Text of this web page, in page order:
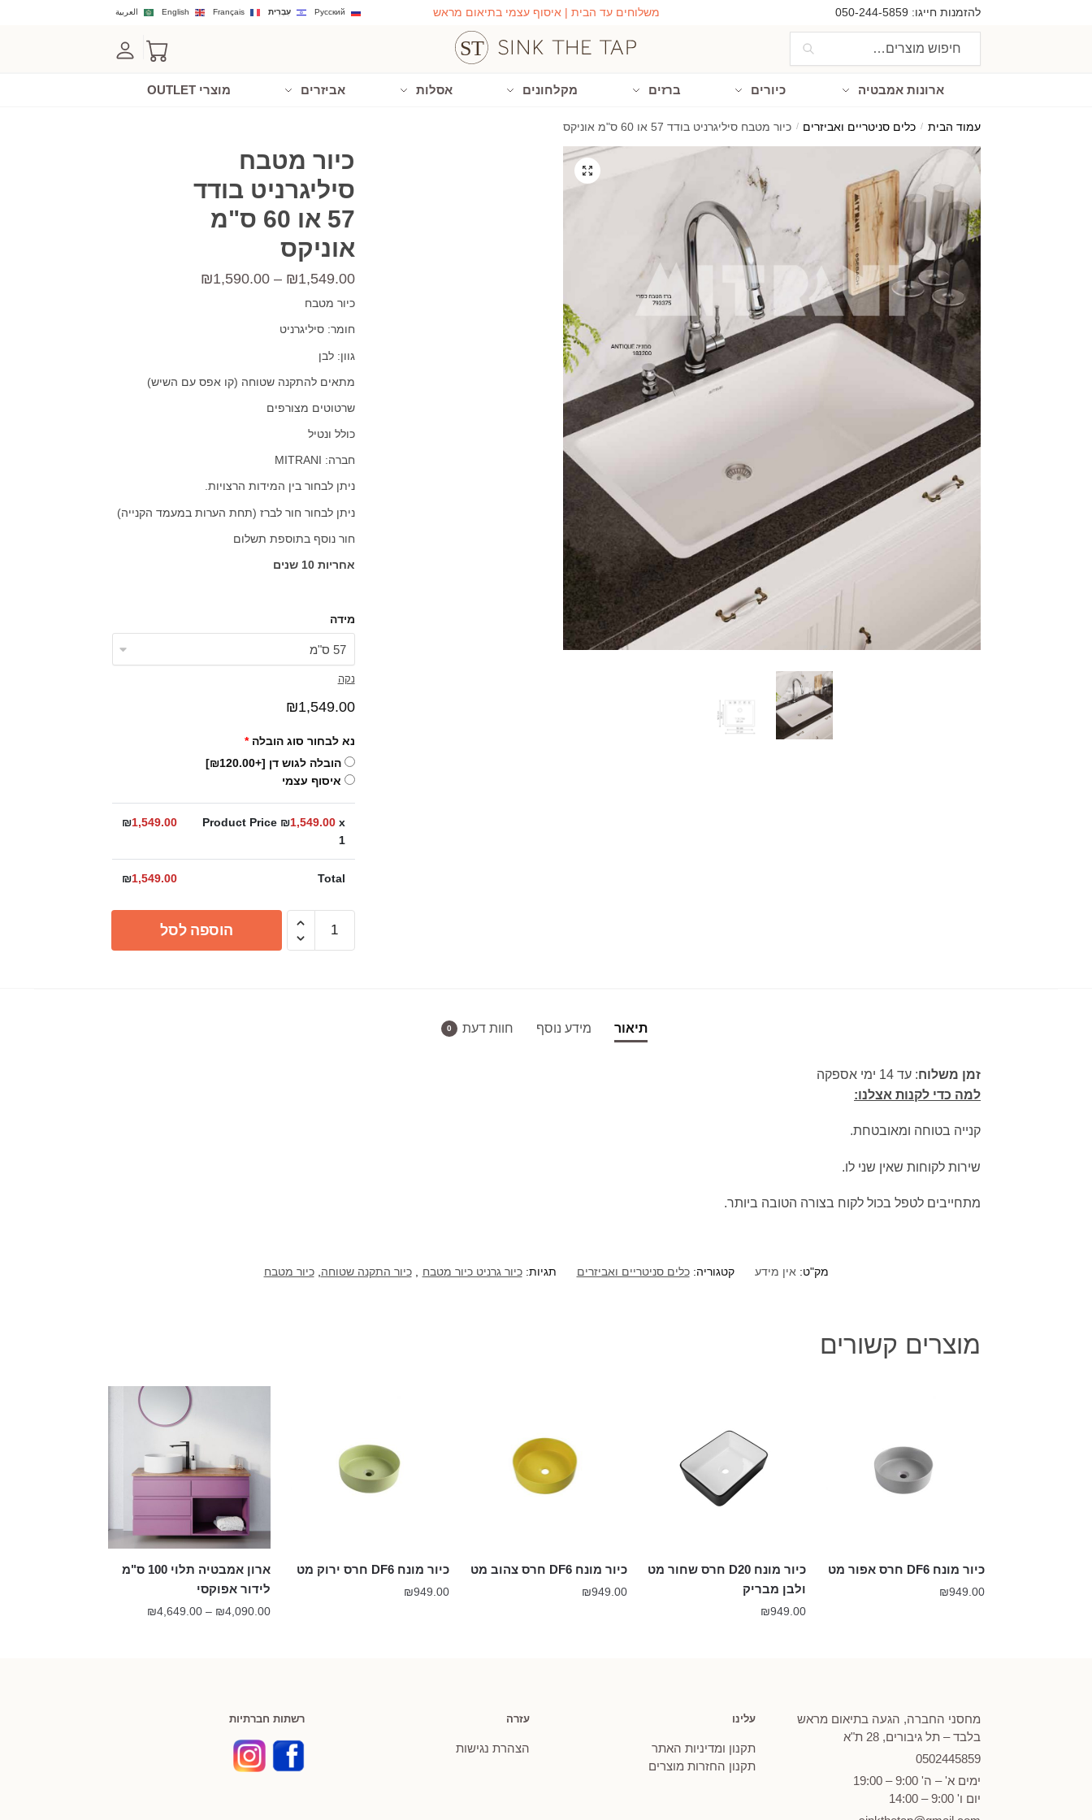
להזמנות חייגו: 050-244-5859 משלוחים עד הבית | איסוף עצמי בתיאום מראש العربية English Français עִבְרִית Русский
חיפוש
ארונות אמבטיה כיורים ברזים מקלחונים אסלות אביזרים מוצרי OUTLET
עמוד הבית / כלים סניטריים ואביזרים / כיור מטבח סיליגרניט בודד 57 או 60 ס"מ אוניקס
כיור מטבח
סיליגרניט בודד
57 או 60 ס"מ
אוניקס
₪1,549.00
–
₪1,590.00
כיור מטבח
חומר: סיליגרניט
גוון: לבן
מתאים להתקנה שטוחה (קו אפס עם השיש)
שרטוטים מצורפים
כולל ונטיל
חברה: MITRANI
ניתן לבחור בין המידות הרצויות.
ניתן לבחור חור לברז (תחת הערות במעמד הקנייה)
חור נוסף בתוספת תשלום
אחריות 10 שנים
מידה
נקה
₪1,549.00
נא לבחור סוג הובלה *
הובלה לגוש דן [+₪120.00]
איסוף עצמי
Product Price ₪1,549.00x
1
₪1,549.00
Total
₪1,549.00
הוספה לסל
תיאור מידע נוסף חוות דעת 0
זמן משלוח: עד 14 ימי אספקה
למה כדי לקנות אצלנו:
קנייה בטוחה ומאובטחת.
שירות לקוחות שאין שני לו.
מתחייבים לטפל בכול לקוח בצורה הטובה ביותר.
מק"ט:אין מידע קטגוריה:כלים סניטריים ואביזרים תגיות:כיור גרניט כיור מטבח ,כיור התקנה שטוחה,כיור מטבח
מוצרים קשורים
כיור מונח DF6 חרס אפור מט
₪949.00
כיור מונח D20 חרס שחור מט
ולבן מבריק
₪949.00
כיור מונח DF6 חרס צהוב מט
₪949.00
כיור מונח DF6 חרס ירוק מט
₪949.00
ארון אמבטיה תלוי 100 ס"מ
לידור אפוקסי
₪4,090.00
–
₪4,649.00
מחסני החברה, הגעה בתיאום מראש
בלבד – תל גיבורים, 28 ת"א
0502445859
ימים א' – ה' 9:00 – 19:00
יום ו' 9:00 – 14:00
עלינו
תקנון ומדיניות האתר
תקנון החזרות מוצרים
עזרה
הצהרת נגישות
רשתות חברתיות